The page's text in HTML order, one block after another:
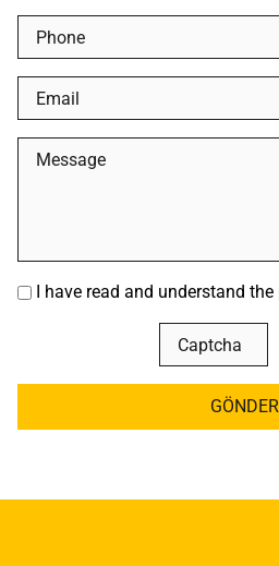
I have read and understand
GÖNDER